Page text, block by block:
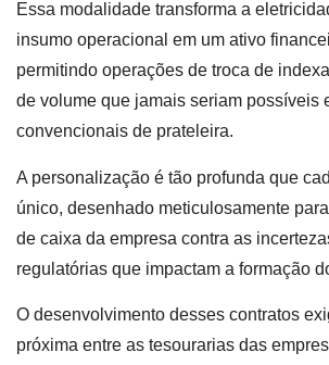
Essa modalidade transforma a
insumo operacional em um ativo
permitindo operações de troca de
de volume que jamais seriam possíveis
convencionais de prateleira.
A personalização é tão profunda que
único, desenhado meticulosamente
de caixa da empresa contra as
regulatórias que impactam a formação
O desenvolvimento desses contratos
próxima entre as tesourarias das